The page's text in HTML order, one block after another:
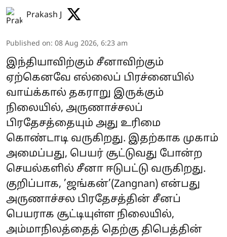
Prakash J
Published on: 08 Aug 2026, 6:23 am
இந்தியாவிற்கும் சீனாவிற்கும்
ஏற்கெனவே எல்லைப் பிரச்னையில்
வாய்க்கால் தகராறு இருக்கும்
நிலையில், அருணாச்சலப்
பிரதேசத்தையும் அது உரிமை
கொண்டாடி வருகிறது. இதற்காக முகாம்
அமைப்பது, பெயர் சூட்டுவது போன்ற
செயல்களில் சீனா ஈடுபட்டு வருகிறது.
குறிப்பாக, ’ஜங்கன்’(Zangnan) என்பது
அருணாச்சல பிரதேசத்தின் சீனப்
பெயராக சூட்டியுள்ள நிலையில்,
அம்மாநிலத்தைத் தெற்கு திபெத்தின்